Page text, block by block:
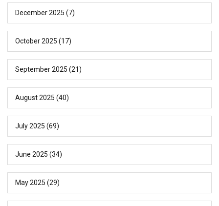
December 2025 (7)
October 2025 (17)
September 2025 (21)
August 2025 (40)
July 2025 (69)
June 2025 (34)
May 2025 (29)